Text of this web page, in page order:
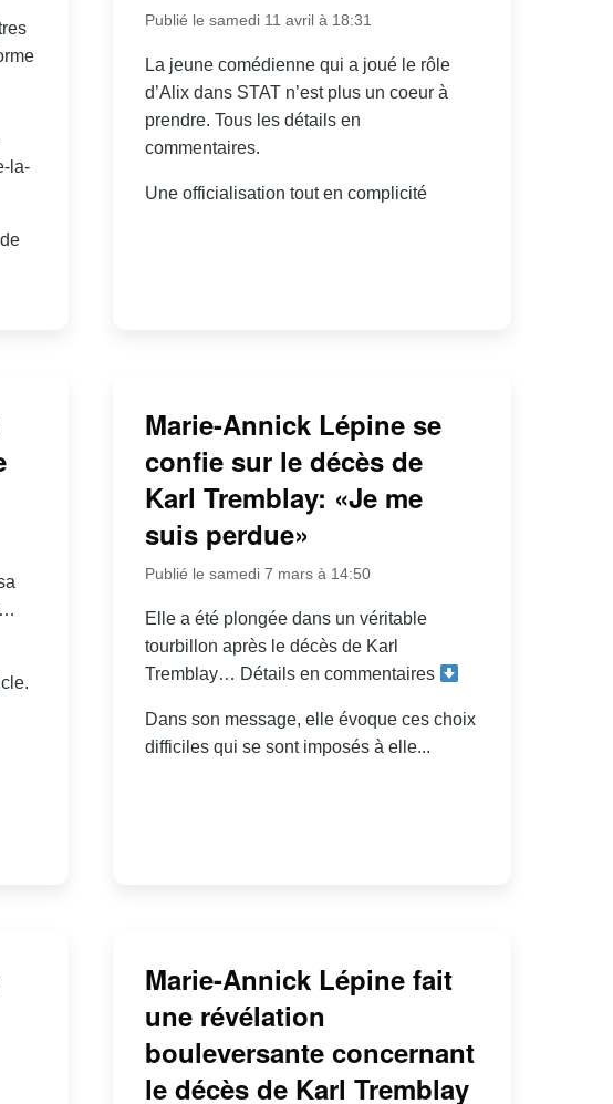
la-
Publié le samedi 11 avril à 18:31
La jeune comédienne qui a joué le rôle
d’Alix dans STAT n’est plus un coeur à
prendre. Tous les détails en
commentaires.
Une officialisation tout en complicité
Marie-Annick Lépine se
confie sur le décès de
Karl Tremblay: «Je me
suis perdue»
Publié le samedi 7 mars à 14:50
Elle a été plongée dans un véritable
tourbillon après le décès de Karl
Tremblay… Détails en commentaires
Dans son message, elle évoque ces choix
difficiles qui se sont imposés à elle...
Marie-Annick Lépine fait
une révélation
bouleversante concernant
le décès de Karl Tremblay